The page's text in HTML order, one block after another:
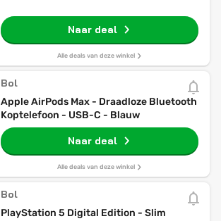
Naar deal
Alle deals van deze winkel
Bol
Apple AirPods Max - Draadloze Bluetooth
Koptelefoon - USB-C - Blauw
Naar deal
Alle deals van deze winkel
Bol
PlayStation 5 Digital Edition - Slim